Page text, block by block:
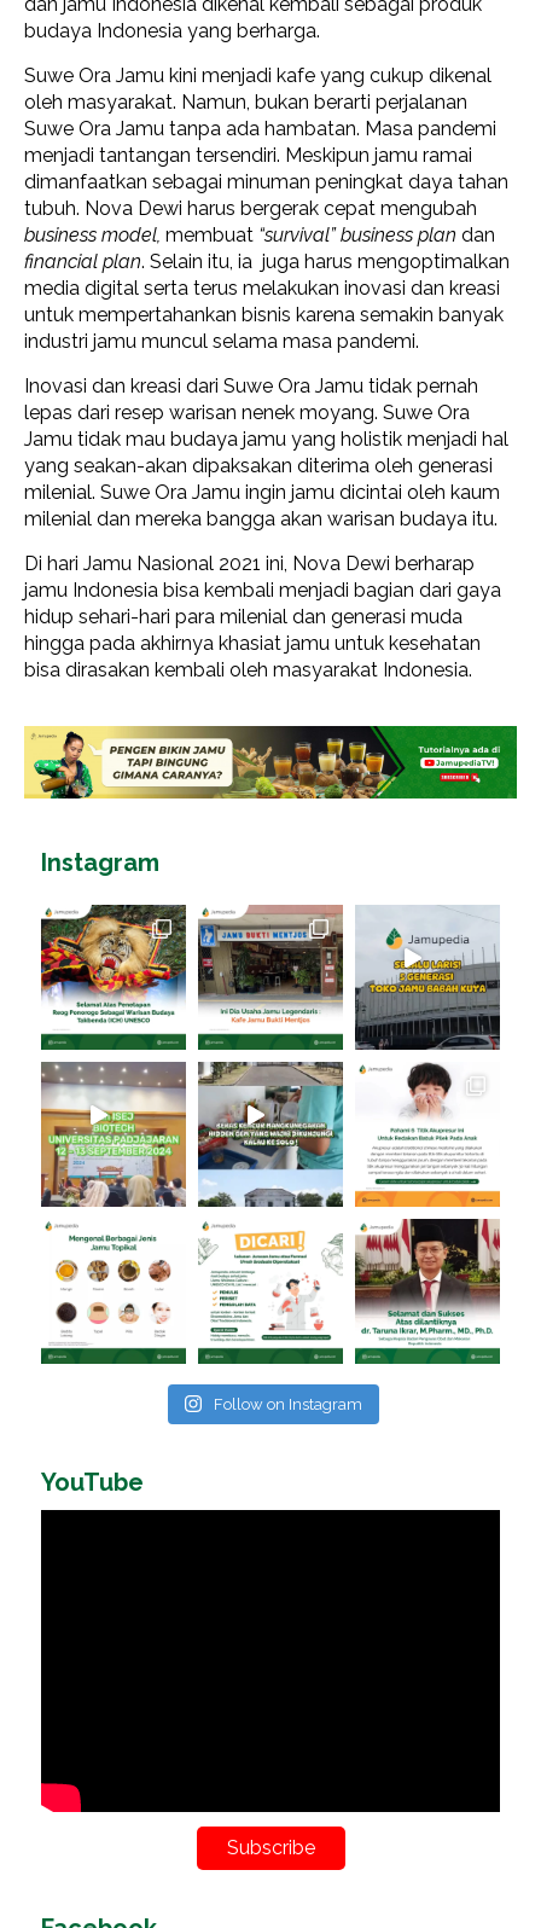
budaya Indonesia yang berharga.
Suwe Ora Jamu kini menjadi kafe yang cukup dikenal
oleh masyarakat. Namun, bukan berarti perjalanan
Suwe Ora Jamu tanpa ada hambatan. Masa pandemi
menjadi tantangan tersendiri. Meskipun jamu ramai
dimanfaatkan sebagai minuman peningkat daya tahan
tubuh. Nova Dewi harus bergerak cepat mengubah
business model, membuat “survival” business plan dan
financial plan. Selain itu, ia juga harus mengoptimalkan
media digital serta terus melakukan inovasi dan kreasi
untuk mempertahankan bisnis karena semakin banyak
industri jamu muncul selama masa pandemi.
Inovasi dan kreasi dari Suwe Ora Jamu tidak pernah
lepas dari resep warisan nenek moyang. Suwe Ora
Jamu tidak mau budaya jamu yang holistik menjadi hal
yang seakan-akan dipaksakan diterima oleh generasi
milenial. Suwe Ora Jamu ingin jamu dicintai oleh kaum
milenial dan mereka bangga akan warisan budaya itu.
Di hari Jamu Nasional 2021 ini, Nova Dewi berharap
jamu Indonesia bisa kembali menjadi bagian dari gaya
hidup sehari-hari para milenial dan generasi muda
hingga pada akhirnya khasiat jamu untuk kesehatan
bisa dirasakan kembali oleh masyarakat Indonesia.
Instagram
Follow on Instagram
YouTube
Subscribe